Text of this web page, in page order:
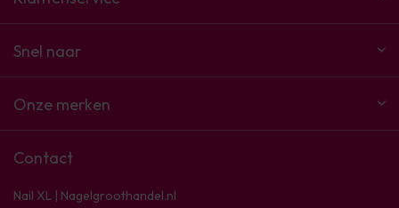
Snel naar
Onze merken
Contact
Nail XL | Nagelgroothandel.nl